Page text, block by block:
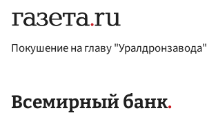
Покушение на главу "Уралдронзавода"
Всемирный банк